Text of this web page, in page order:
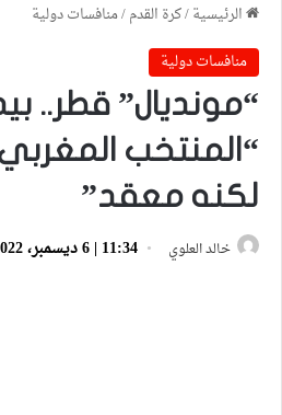
الرئيسية/كرة القدم/منافسات دولية
منافسات دولية
“مونديال” قطر..
“المنتخب
لكنه معقد”
خالد العلوي 11:34 | 6 ديسمبر، 2022